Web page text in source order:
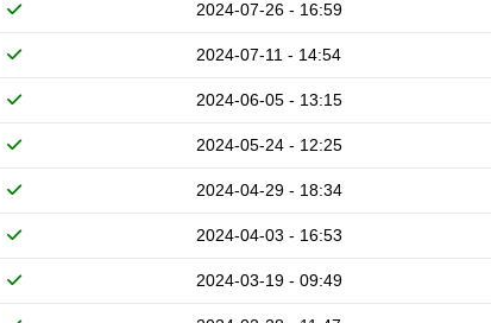
2024-07-26 - 16:59
2024-07-11 - 14:54
2024-06-05 - 13:15
2024-05-24 - 12:25
2024-04-29 - 18:34
2024-04-03 - 16:53
2024-03-19 - 09:49